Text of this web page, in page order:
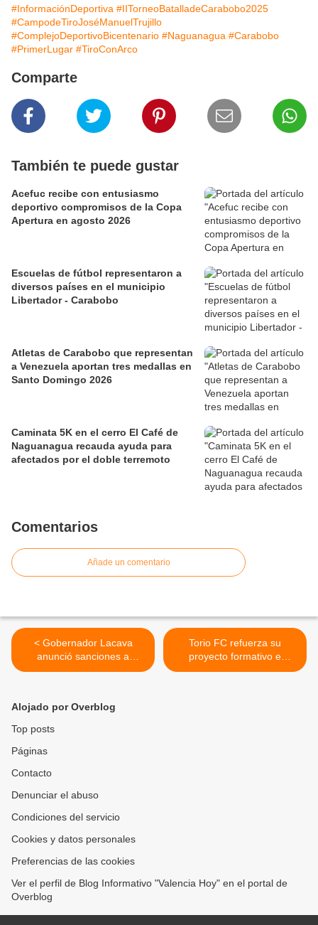
#InformaciónDeportiva #IITorneoBatalladeCarabobo2025
#CampodeTiroJoséManuelTrujillo
#ComplejoDeportivoBicentenario #Naguanagua #Carabobo
#PrimerLugar #TiroConArco
Comparte
También te puede gustar
Acefuc recibe con entusiasmo
deportivo compromisos de la Copa
Apertura en agosto 2026
Escuelas de fútbol representaron a
diversos países en el municipio
Libertador - Carabobo
Atletas de Carabobo que representan
a Venezuela aportan tres medallas en
Santo Domingo 2026
Caminata 5K en el cerro El Café de
Naguanagua recauda ayuda para
afectados por el doble terremoto
Comentarios
Añade un comentario
< Gobernador Lacava
anunció sanciones a
morosos del IMA para
Torio FC refuerza su
proyecto formativo e
impulsa actividades clave
Alojado por Overblog
Top posts
Páginas
Contacto
Denunciar el abuso
Condiciones del servicio
Cookies y datos personales
Preferencias de las cookies
Ver el perfil de Blog Informativo "Valencia Hoy" en el portal de
Overblog